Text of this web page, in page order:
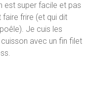
est super facile et pas
frire (et qui dit
Je cuis les
avec un fin filet